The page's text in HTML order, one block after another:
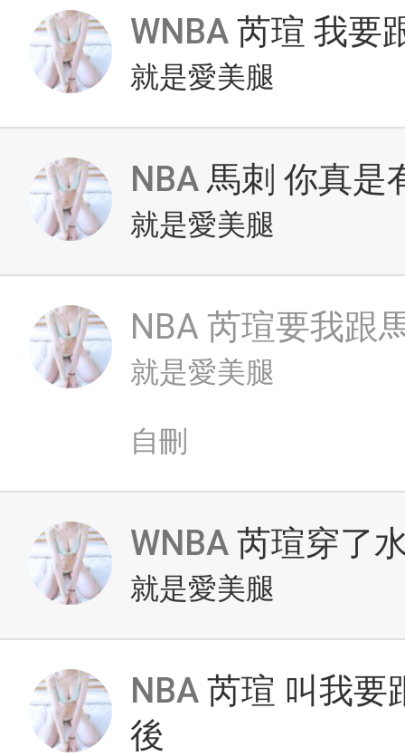
WNBA 芮瑄 我要
就是愛美腿
NBA 馬刺 你真是
就是愛美腿
NBA 芮瑄要我跟
就是愛美腿
自刪
WNBA 芮瑄穿了
就是愛美腿
NBA 芮瑄 叫我要
後